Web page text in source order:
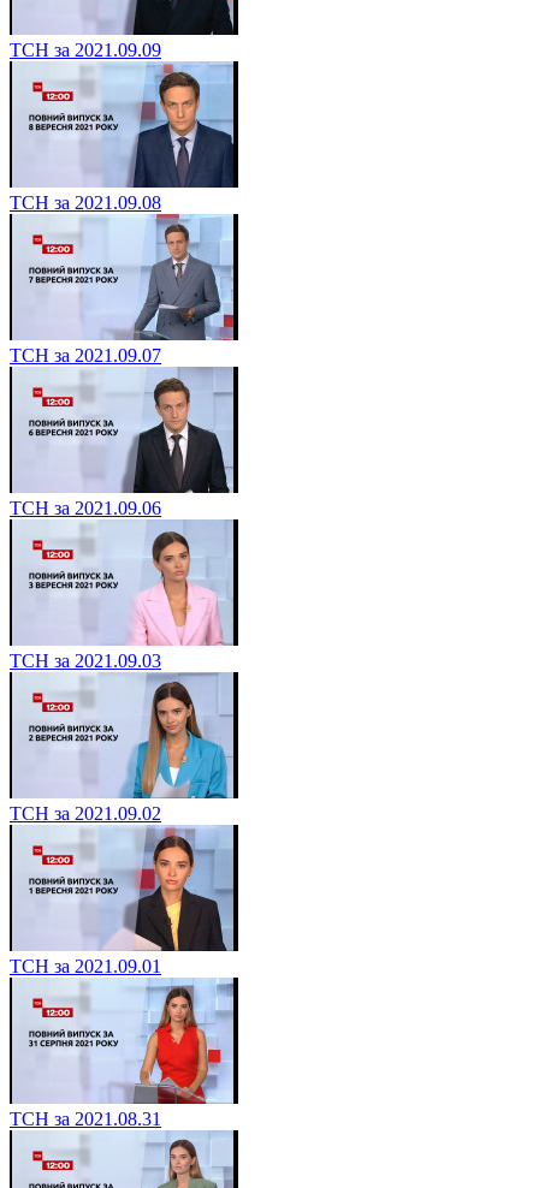
ТСН за 2021.09.09
ТСН за 2021.09.08
ТСН за 2021.09.07
ТСН за 2021.09.06
ТСН за 2021.09.03
ТСН за 2021.09.02
ТСН за 2021.09.01
ТСН за 2021.08.31